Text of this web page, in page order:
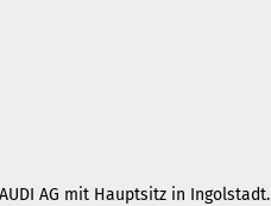
AG mit Hauptsitz in Ingolstadt.